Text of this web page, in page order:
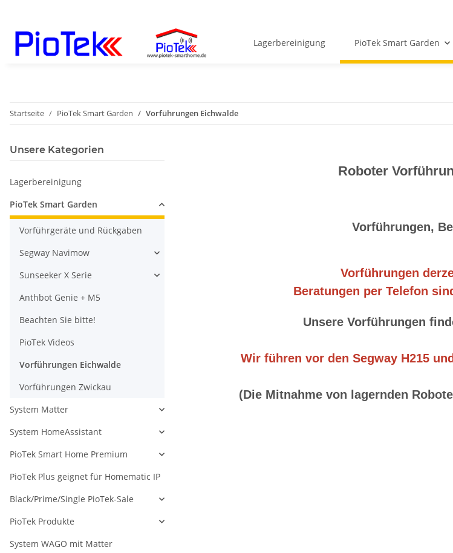
Lagerbereinigung PioTek Smart Garden
Startseite PioTek Smart Garden Vorführungen Eichwalde
Roboter
Vorführungen,
Vorführungen
Beratungen per Telefon
Unsere Vorführungen
Wir führen vor den Segway H215
(Die Mitnahme von lagernden
Unsere Kategorien
Lagerbereinigung
PioTek Smart Garden
Vorführgeräte und Rückgaben
Segway Navimow
Sunseeker X Serie
Anthbot Genie + M5
Beachten Sie bitte!
PioTek Videos
Vorführungen Eichwalde
Vorführungen Zwickau
System Matter
System HomeAssistant
PioTek Smart Home Premium
PioTek Plus geignet für Homematic IP
Black/Prime/Single PioTek-Sale
PioTek Produkte
System WAGO mit Matter